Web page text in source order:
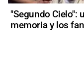
"Segundo Cielo":
memoria y los